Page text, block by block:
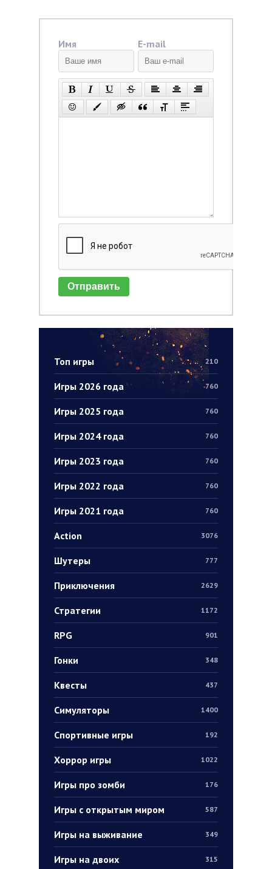
Топ игры 210
Игры 2026 года 760
Игры 2025 года 760
Игры 2024 года 760
Игры 2023 года 760
Игры 2022 года 760
Игры 2021 года 760
Action 3076
Шутеры 777
Приключения 2629
Стратегии 1172
RPG 901
Гонки 348
Квесты 437
Симуляторы 1400
Спортивные игры 192
Хоррор игры 1022
Игры про зомби 176
Игры с открытым миром 587
Игры на выживание 349
Игры на двоих 315
Имя E-mail
Отправить